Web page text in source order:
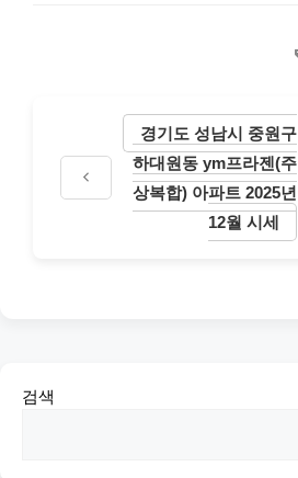
경기도 성남시 중원구
하대원동 ym프라젠(주
상복합) 아파트 2025년
12월 시세
검색